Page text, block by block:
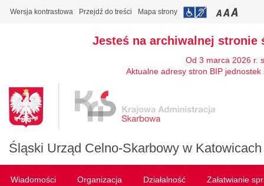
Wersja kontrastowa Przejdź do treści Mapa strony
Jesteś na archiwalnej
Od 3 marca 2026 r.
Aktualne adresy stron BIP
Śląski Urząd Celno-Skarbowy w Katowicach
Wiadomości Organizacja Działalność Załatwianie